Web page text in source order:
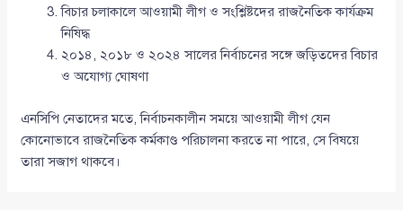
বিচার চলাকালে আওয়ামী লীগ ও সংশ্লিষ্টদের রাজনৈতিক কার্যক্রম
নিষিদ্ধ
২০১৪, ২০১৮ ও ২০২৪ সালের নির্বাচনের সঙ্গে জড়িতদের বিচার
ও অযোগ্য ঘোষণা
এনসিপি নেতাদের মতে, নির্বাচনকালীন সময়ে আওয়ামী লীগ যেন
কোনোভাবে রাজনৈতিক কর্মকাণ্ড পরিচালনা করতে না পারে, সে বিষয়ে
তারা সজাগ থাকবে।